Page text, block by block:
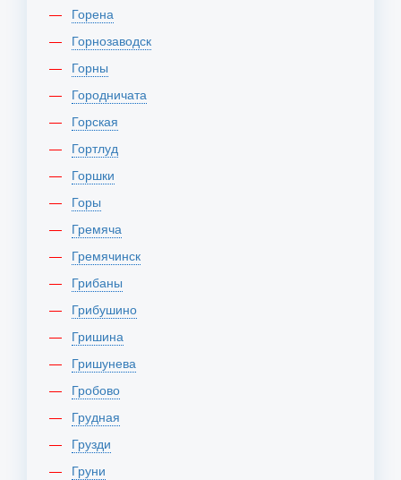
Горена
Горнозаводск
Горны
Городничата
Горская
Гортлуд
Горшки
Горы
Гремяча
Гремячинск
Грибаны
Грибушино
Гришина
Гришунева
Гробово
Грудная
Грузди
Груни